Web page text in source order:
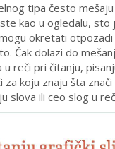
tipa često
kao u ogledalu, sto
okretati
Čak dolazi do
reči pri čitanju,
koju znaju šta znači
slova ili ceo slog u